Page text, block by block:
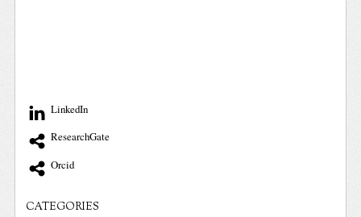
LinkedIn
ResearchGate
Orcid
CATEGORIES